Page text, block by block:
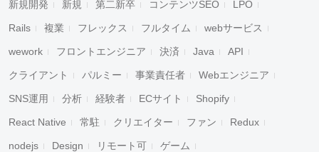
新規開発 新規 第二新卒 コンテンツSEO LPO
Rails 複業 フレックス フルタイム webサービス
wework フロントエンジニア 決済 Java API
クライアント パルミー 事業責任者 Webエンジニア
SNS運用 分析 経験者 ECサイト Shopify
React Native 常駐 クリエイター ファン Redux
nodejs Design リモート可 ゲーム